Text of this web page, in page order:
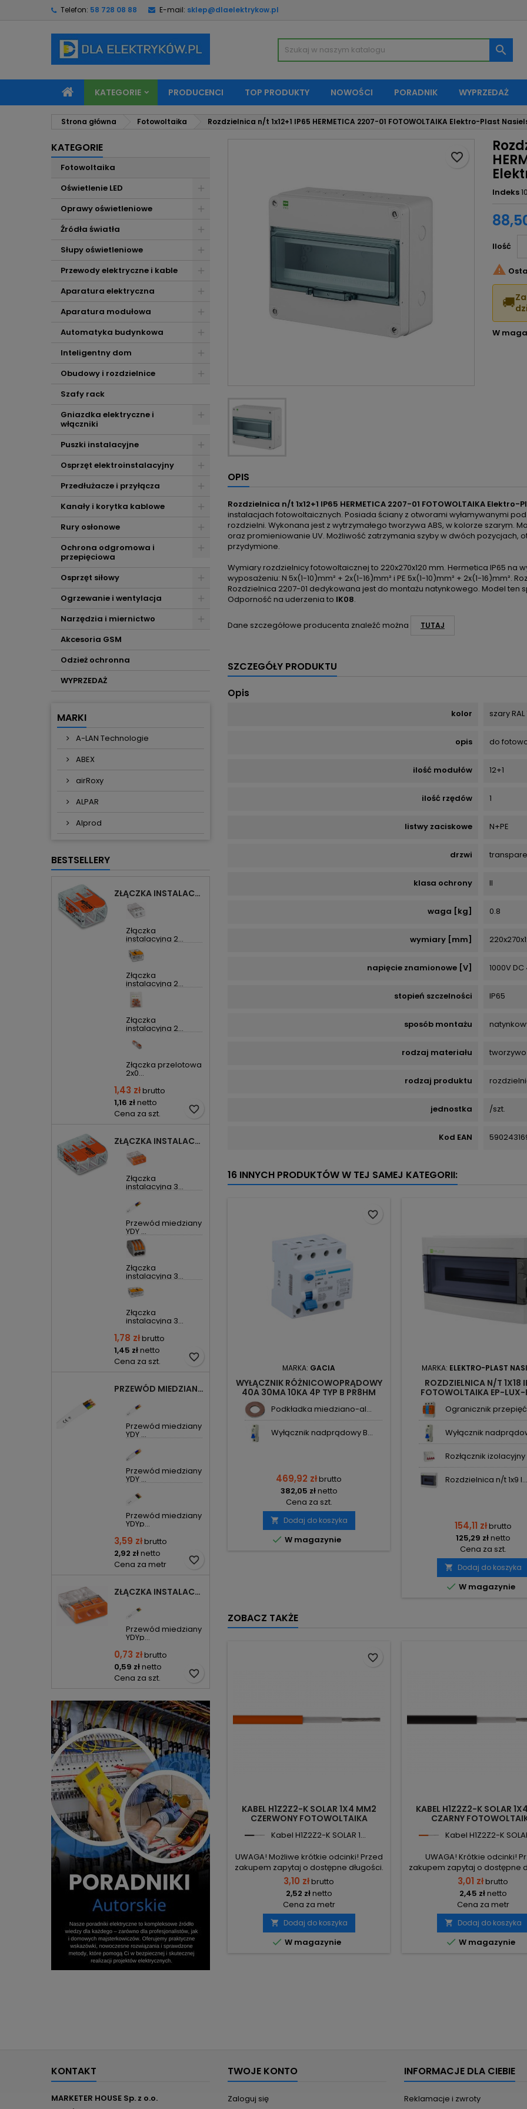
Telefon: 58 728 08 88 E-mail: sklep@dlaelektrykow.pl

KATEGORIE PRODUCENCI TOP PRODUKTY NOWOŚCI PORADNIK WYPRZEDAŻ
Strona główna Fotowoltaika Rozdzielnica n/t 1x12+1 IP65 HERMETICA 2207-01 FOTOWOLTAIKA Elektro-Plast
KATEGORIE
Fotowoltaika
Oświetlenie LED
Oprawy oświetleniowe
Źródła światła
Słupy oświetleniowe
Przewody elektryczne i kable
Aparatura elektryczna
Aparatura modułowa
Automatyka budynkowa
Inteligentny dom
Obudowy i rozdzielnice
Szafy rack
Gniazdka elektryczne i
włączniki
Puszki instalacyjne
Osprzęt elektroinstalacyjny
Przedłużacze i przyłącza
Kanały i korytka kablowe
Rury osłonowe
Ochrona odgromowa i
przepięciowa
Osprzęt siłowy
Ogrzewanie i wentylacja
Narzędzia i miernictwo
Akcesoria GSM
Odzież ochronna
WYPRZEDAŻ
MARKI
A-LAN Technologie
ABEX
airRoxy
ALPAR
Alprod
BESTSELLERY
ZŁĄCZKA INSTALACYJNA 2X UNIWERSALNA COMPACT 221-412 WAGO
Złączka
instalacyjna 2...
Złączka
instalacyjna 2...
Złączka
instalacyjna 2...
Złączka przelotowa
2x0...
1,43 złbrutto
1,16 złnetto
Cena za szt.
favorite_border
ZŁĄCZKA INSTALACYJNA 3X UNIWERSALNA COMPACT 221-413 WAGO
Złączka
instalacyjna 3...
Przewód miedziany
YDY ...
Złączka
instalacyjna 3...
Złączka
instalacyjna 3...
1,78 złbrutto
1,45 złnetto
Cena za szt.
favorite_border
PRZEWÓD MIEDZIANY YDYP DRUT 3X1,5MM2 ŻO 450/750V
Przewód miedziany
YDY ...
Przewód miedziany
YDY ...
Przewód miedziany
YDYp...
3,59 złbrutto
2,92 złnetto
Cena za metr
favorite_border
ZŁĄCZKA INSTALACYJNA 3X COMPACT POMARAŃCZOWA 2273-203 WAGO
Przewód miedziany
YDYp...
0,73 złbrutto
0,59 złnetto
Cena za szt.
favorite_border
Indeks
Ilość
favorite_border

🚚
W
OPIS
Rozdzielnica n/t 1x12+1 IP65 HERMETICA 2207-01 FOTOWOLTAIKA Elektro-
instalacjach fotowoltaicznych. Posiada ściany z otworami wyłamywanymi
rozdzielni. Wykonana jest z wytrzymałego tworzywa ABS, w kolorze szarym.
oraz promieniowanie UV. Możliwość zatrzymania szyby w dwóch pozycjach,
przydymione.
Wymiary rozdzielnicy fotowoltaicznej to 220x270x120 mm. Hermetica IP65 na
wyposażeniu: N 5x(1-10)mm² + 2x(1-16)mm² i PE 5x(1-10)mm² + 2x(1-16)mm².
Rozdzielnica 2207-01 dedykowana jest do montażu natynkowego. Model ten
Odporność na uderzenia to IK08.
Dane szczegółowe producenta znaleźć można TUTAJ
SZCZEGÓŁY PRODUKTU
Opis
kolor szary
opis do
ilość modułów 12+1
ilość rzędów 1
listwy zaciskowe N+PE
drzwi
klasa ochrony II
waga [kg] 0.8
wymiary [mm]
napięcie znamionowe [V] 1000V
stopień szczelności IP65
sposób montażu
rodzaj materiału
rodzaj produktu
jednostka /szt.
Kod EAN
16 INNYCH PRODUKTÓW W TEJ SAMEJ KATEGORII:
MARKA: GACIA
WYŁĄCZNIK RÓŻNICOWOPRĄDOWY
40A 30MA 10KA 4P TYP B PR8HM
Podkładka miedziano-al...
Wyłącznik nadprądowy B...
469,92 złbrutto
382,05 złnetto
Cena za szt.
 Dodaj do koszyka
 W magazynie
favorite_border
MARKA: ELEKTRO-PLAST
ROZDZIELNICA N/T 1X18
FOTOWOLTAIKA EP-LUX-
Ogranicznik przepięć
Wyłącznik
Rozłącznik izolacyjny
Rozdzielnica n/t 1x9 I...
154,11 złbrutto
125,29 złnetto
Cena za szt.
 Dodaj do koszyka
 W magazynie
ZOBACZ TAKŻE
KABEL H1Z2Z2-K SOLAR 1X4 MM2
CZERWONY FOTOWOLTAIKA
Kabel H1Z2Z2-K SOLAR 1...
UWAGA! Możliwe krótkie odcinki! Przed
zakupem zapytaj o dostępne długości.
3,10 złbrutto
2,52 złnetto
Cena za metr
 Dodaj do koszyka
 W magazynie
favorite_border
KABEL H1Z2Z2-K SOLAR
CZARNY
Kabel H1Z2Z2-K
UWAGA! Krótkie odcinki!
zakupem zapytaj o dostępne
3,01 złbrutto
2,45 złnetto
Cena za metr
 Dodaj do koszyka
 W magazynie
KONTAKT
MARKETER HOUSE Sp. z o.o.
TWOJE KONTO
Zaloguj się
INFORMACJE DLA CIEBIE
Reklamacje i zwroty
Moje listy życzeń
Utwórz nową listę
Utwórz listę życzeń
Zaloguj się
Musisz być zalogowany by zapisać produkty na swojej liście życzeń.